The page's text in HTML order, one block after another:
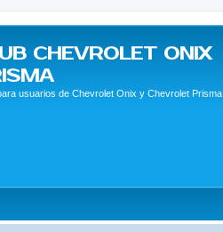
CHEVROLET ONIX
usuarios de Chevrolet Onix y Chevrolet Prisma